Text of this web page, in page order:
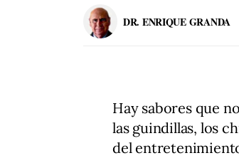
DR. ENRIQUE GRANDA
Hay sabores que
las guindillas, los
del